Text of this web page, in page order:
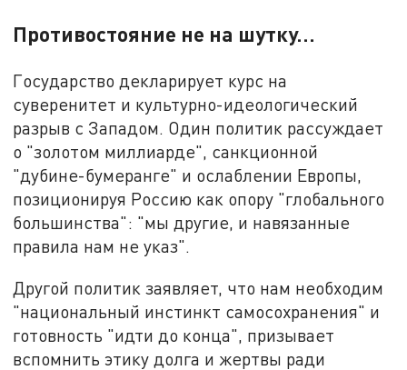
Противостояние не на шутку…
Государство декларирует курс на
суверенитет и культурно-идеологический
разрыв с Западом. Один политик рассуждает
о "золотом миллиарде", санкционной
"дубине-бумеранге" и ослаблении Европы,
позиционируя Россию как опору "глобального
большинства": "мы другие, и навязанные
правила нам не указ".
Другой политик заявляет, что нам необходим
"национальный инстинкт самосохранения" и
готовность "идти до конца", призывает
вспомнить этику долга и жертвы ради